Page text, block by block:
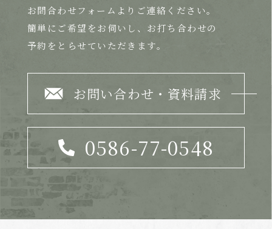
お問合わせフォームよりご連絡ください。
簡単にご希望をお伺いし、お打ち合わせの
予約をとらせていただきます。
お問い合わせ・資料請求
0586-77-0548